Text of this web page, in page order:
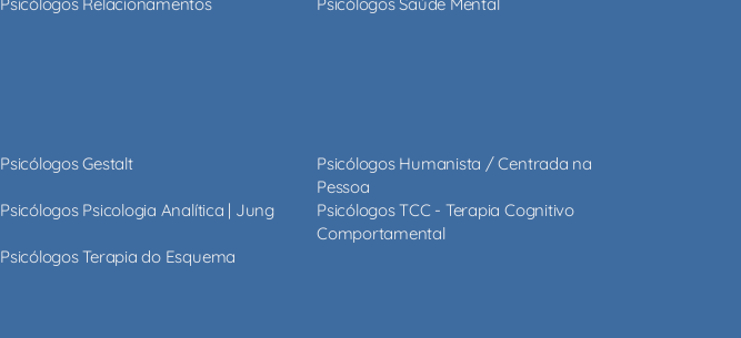
Psicólogos Relacionamentos
Psicólogos Saúde Mental
Psicólogos Gestalt
Psicólogos Humanista / Centrada na
Pessoa
Psicólogos Psicologia Analítica | Jung
Psicólogos TCC - Terapia Cognitivo
Comportamental
Psicólogos Terapia do Esquema